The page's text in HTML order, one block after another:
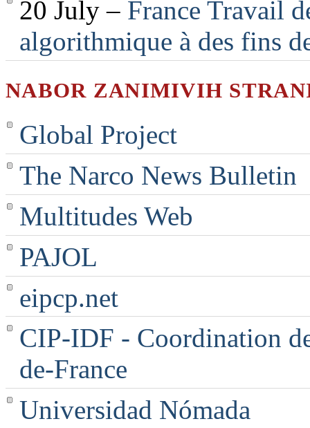
20 July – France Travail
algorithmique à des fins
NABOR ZANIMIVIH
Global Project
The Narco News Bulletin
Multitudes Web
PAJOL
eipcp.net
CIP-IDF - Coordination
de-France
Universidad Nómada